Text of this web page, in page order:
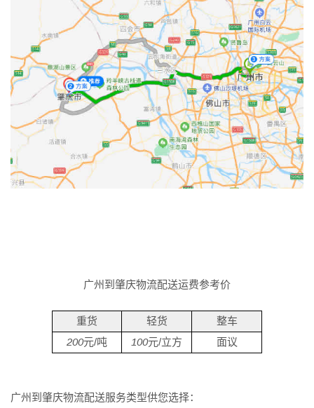
广州到肇庆物流配送运费参考价
重货 轻货
整车
200元/吨 100元/立方 面议
广州到肇庆物流配送服务类型供您选择：